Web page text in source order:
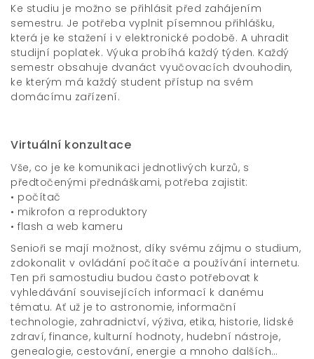
Ke studiu je možno se přihlásit před zahájením
semestru. Je potřeba vyplnit písemnou přihlášku,
která je ke stažení i v elektronické podobě. A uhradit
studijní poplatek. Výuka probíhá každý týden. Každý
semestr obsahuje dvanáct vyučovacích dvouhodin,
ke kterým má každý student přístup na svém
domácímu zařízení.
Virtuální konzultace
Vše, co je ke komunikaci jednotlivých kurzů, s
předtočenými přednáškami, potřeba zajistit:
• počítač
• mikrofon a reproduktory
• flash a web kameru
Senioři se mají možnost, díky svému zájmu o studium,
zdokonalit v ovládání počítače a používání internetu.
Ten při samostudiu budou často potřebovat k
vyhledávání souvisejících informací k danému
tématu. Ať už je to astronomie, informační
technologie, zahradnictví, výživa, etika, historie, lidské
zdraví, finance, kulturní hodnoty, hudební nástroje,
genealogie, cestování, energie a mnoho dalších…